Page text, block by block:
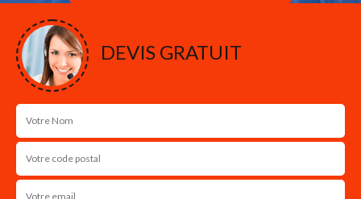
DEVIS GRATUIT